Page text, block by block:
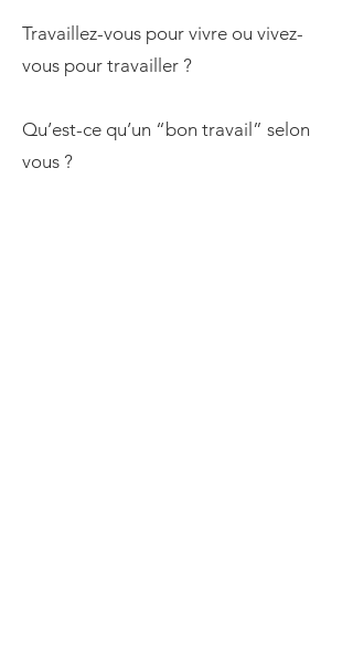
Travaillez-vous pour vivre ou vivez-
vous pour travailler ?
Qu’est-ce qu’un “bon travail” selon
vous ?